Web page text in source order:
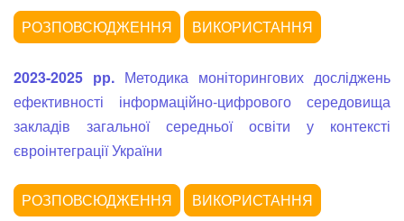
2023-2025 рр. Методика моніторингових досліджень
ефективності інформаційно-цифрового середовища
закладів загальної середньої освіти у контексті
євроінтеграції України